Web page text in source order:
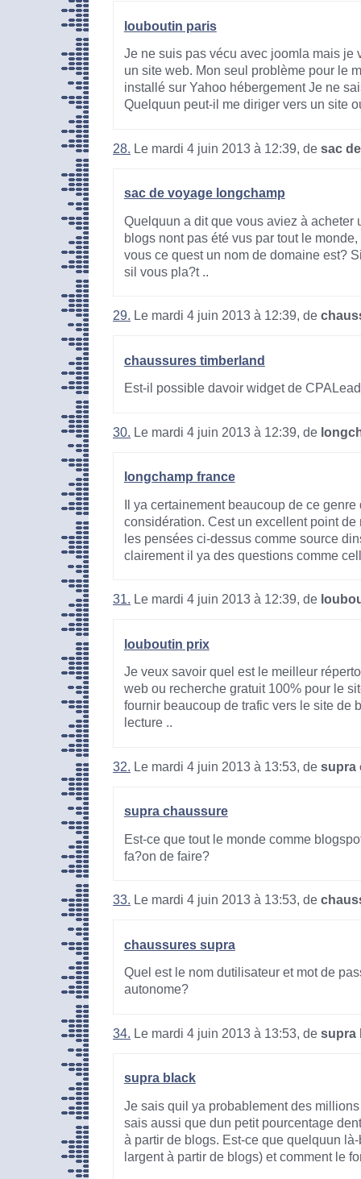
louboutin paris
Je ne suis pas vécu avec joomla mais je
un site web. Mon seul problème pour le
installé sur Yahoo hébergement Je ne
Quelquun peut-il me diriger vers un site
28. Le mardi 4 juin 2013 à 12:39, de sac
sac de voyage longchamp
Quelquun a dit que vous aviez à acheter
blogs nont pas été vus par tout le
vous ce quest un nom de domaine est?
sil vous pla?t ..
29. Le mardi 4 juin 2013 à 12:39, de
chaussures timberland
Est-il possible davoir widget de
30. Le mardi 4 juin 2013 à 12:39, de
longchamp france
Il ya certainement beaucoup de ce
considération. Cest un excellent point de
les pensées ci-dessus comme source
clairement il ya des questions comme
31. Le mardi 4 juin 2013 à 12:39, de
louboutin prix
Je veux savoir quel est le meilleur
web ou recherche gratuit 100% pour le
fournir beaucoup de trafic vers le site de
lecture ..
32. Le mardi 4 juin 2013 à 13:53, de supra
supra chaussure
Est-ce que tout le monde comme
fa?on de faire?
33. Le mardi 4 juin 2013 à 13:53, de
chaussures supra
Quel est le nom dutilisateur et mot de
autonome?
34. Le mardi 4 juin 2013 à 13:53, de supra
supra black
Je sais quil ya probablement des
sais aussi que dun petit pourcentage
à partir de blogs. Est-ce que quelquun
largent à partir de blogs) et comment le